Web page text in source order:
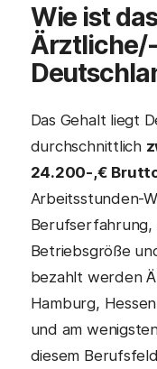
Wie ist
Das Gehalt liegt
durchschnittlich
24.200-,€
Arbeitsstunden-
Berufserfahrung,
Betriebsgröße
bezahlt werden
Hamburg,
und am
diesem